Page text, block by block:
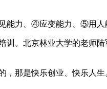
力、④应变能力、⑤用
。北京林业大学的老师
那是快乐创业、快乐人